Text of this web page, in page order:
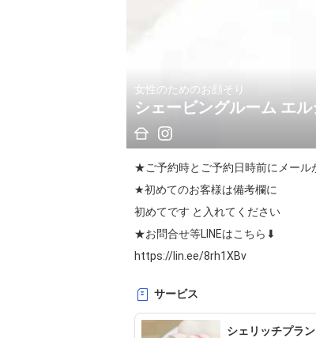
女性のためのお顔そり
シェービングルーム エル
★ご予約時とご予約日時前にメール
★初めてのお客様は備考欄に
初めてです と入れてください
https://lin.ee/8rh1XBv
宜しくおねがい致します♬.*ﾟ
サービス
シェリッチプラン